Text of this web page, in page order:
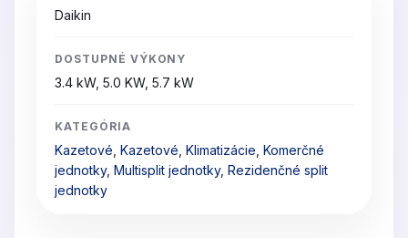
Daikin
DOSTUPNÉ VÝKONY
3.4 kW, 5.0 KW, 5.7 kW
KATEGÓRIA
Kazetové Kazetové Klimatizácie Komerčné
jednotky, Multisplit jednotky, Rezidenčné split
jednotky